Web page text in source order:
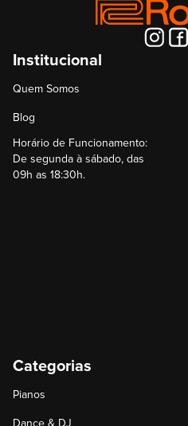
Institucional
Quem Somos
Blog
Horário de Funcionamento:
De segunda à sábado, das
09h as 18:30h.
Categorias
Pianos